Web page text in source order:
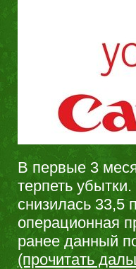
В первые 3
терпеть
снизилась 33,5
операционная
ранее данный
(прочитать